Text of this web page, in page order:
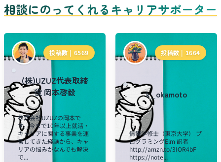
相談にのってくれるキャリアサポーター
投稿数 | 6569
(株)UZUZ代表取締
役 岡本啓毅
株式会社UZUZの岡本で
す。今まで10年以上就活・
キャリアに関する事業を運
営してきた経験から、キャ
リアの悩みがなんでも解決
で...
投稿数 | 1664
k_okamoto
情報学修士（東京大学） プ
ログラミングElm 訳者
http://amzn.to/3IOR4bF
https://note...